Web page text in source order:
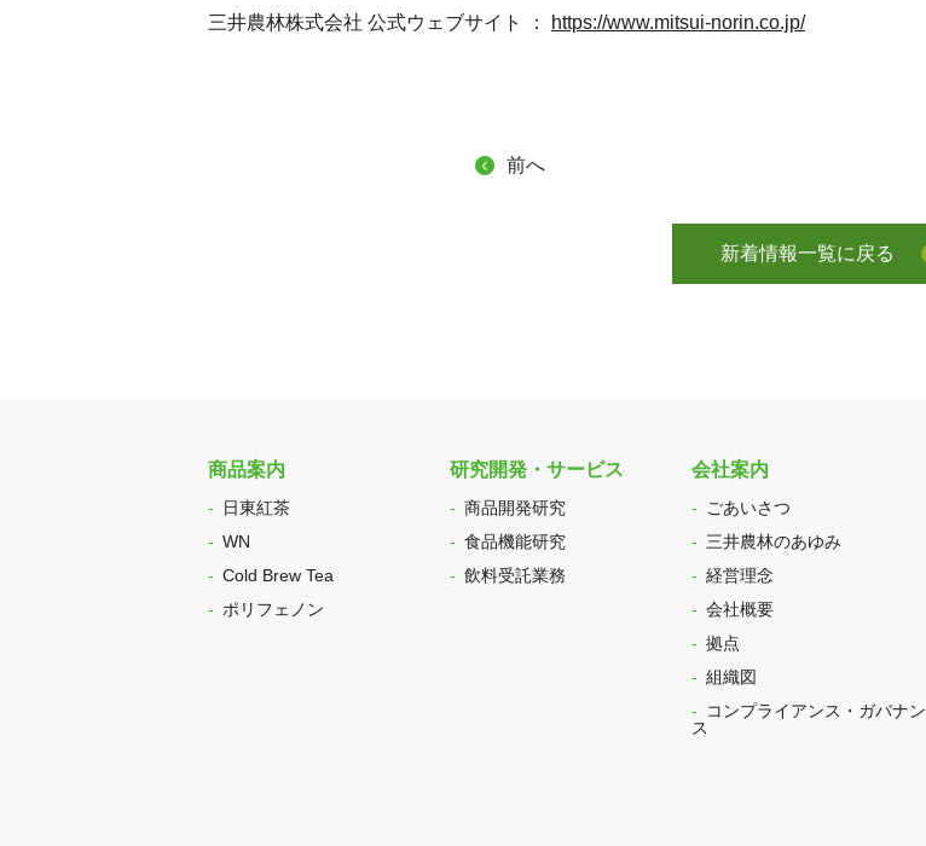
三井農林株式会社 公式ウェブサイト ： https://www.mitsui-norin.co.jp/
前へ
新着情報一覧に戻る
商品案内
日東紅茶
WN
Cold Brew Tea
ポリフェノン
研究開発・サービス
商品開発研究
食品機能研究
飲料受託業務
会社案内
ごあいさつ
三井農林のあゆみ
経営理念
会社概要
拠点
組織図
コンプライアンス・ガバナン
ス